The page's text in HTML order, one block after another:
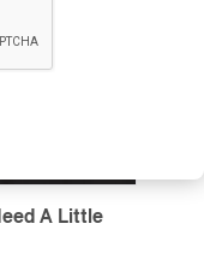
A Little